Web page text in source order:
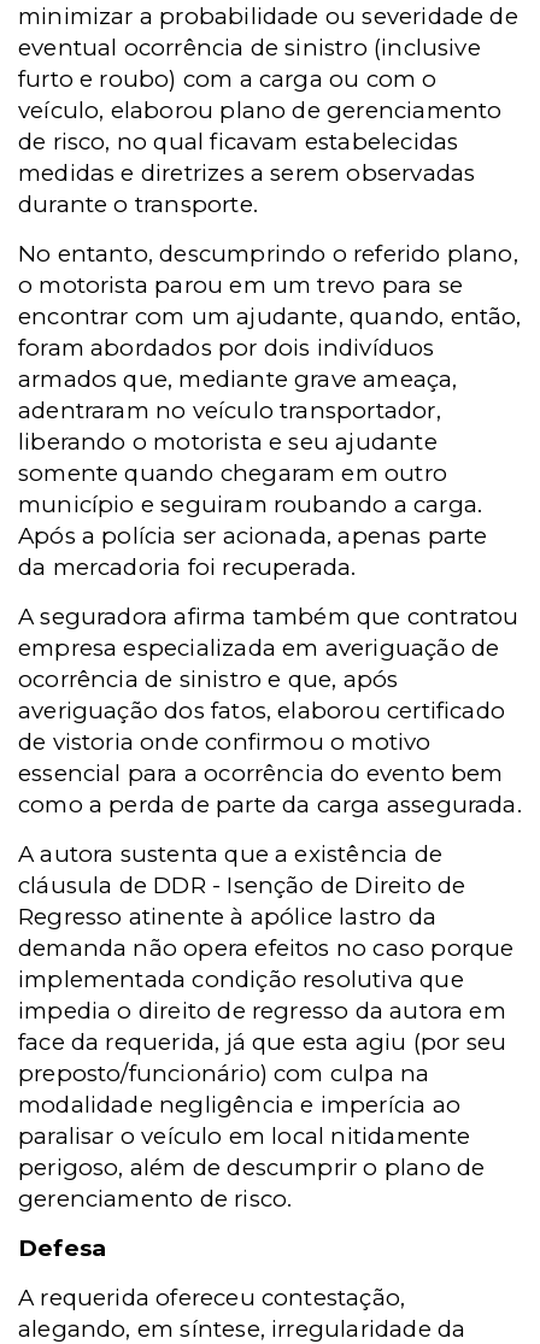
minimizar a probabilidade ou severidade de
eventual ocorrência de sinistro (inclusive
furto e roubo) com a carga ou com o
veículo, elaborou plano de gerenciamento
de risco, no qual ficavam estabelecidas
medidas e diretrizes a serem observadas
durante o transporte.
No entanto, descumprindo o referido plano,
o motorista parou em um trevo para se
encontrar com um ajudante, quando, então,
foram abordados por dois indivíduos
armados que, mediante grave ameaça,
adentraram no veículo transportador,
liberando o motorista e seu ajudante
somente quando chegaram em outro
município e seguiram roubando a carga.
Após a polícia ser acionada, apenas parte
da mercadoria foi recuperada.
A seguradora afirma também que contratou
empresa especializada em averiguação de
ocorrência de sinistro e que, após
averiguação dos fatos, elaborou certificado
de vistoria onde confirmou o motivo
essencial para a ocorrência do evento bem
como a perda de parte da carga assegurada.
A autora sustenta que a existência de
cláusula de DDR - Isenção de Direito de
Regresso atinente à apólice lastro da
demanda não opera efeitos no caso porque
implementada condição resolutiva que
impedia o direito de regresso da autora em
face da requerida, já que esta agiu (por seu
preposto/funcionário) com culpa na
modalidade negligência e imperícia ao
paralisar o veículo em local nitidamente
perigoso, além de descumprir o plano de
gerenciamento de risco.
Defesa
A requerida ofereceu contestação,
alegando, em síntese, irregularidade da